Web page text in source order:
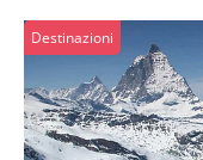
Destinazioni